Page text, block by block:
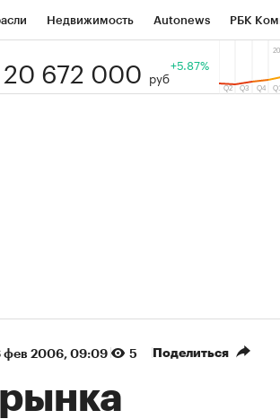
Недвижимость Autonews РБК
Тренды
20 672 000 руб
+5.87%
фев 2006, 09:09 5 Поделиться